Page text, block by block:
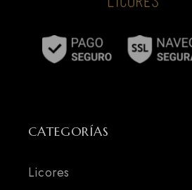
CATEGORÍAS
Licores